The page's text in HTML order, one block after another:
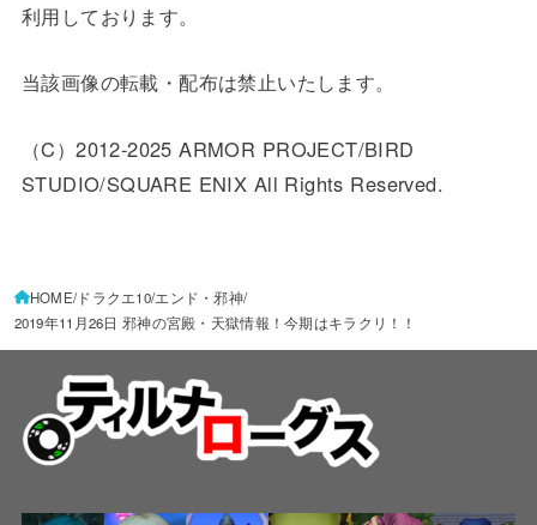
利用しております。
当該画像の転載・配布は禁止いたします。
（C）2012-2025 ARMOR PROJECT/BIRD
STUDIO/SQUARE ENIX All Rights Reserved.
HOME ドラクエ10 エンド・邪神
2019年11月26日 邪神の宮殿・天獄情報！今期はキラクリ！！